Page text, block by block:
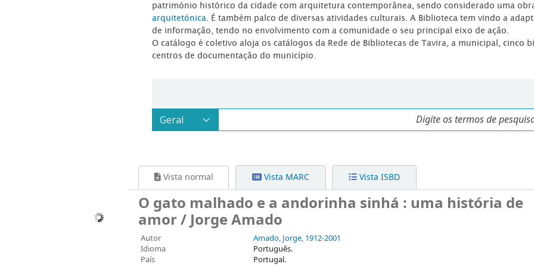
património histórico da cidade com arquitetura contemporânea, sendo considerado uma
arquitetónica . É também palco de diversas atividades culturais. A Biblioteca tem vindo a
de informação, tendo no envolvimento com a comunidade o seu principal eixo de ação.
O catálogo é coletivo aloja os catálogos da Rede de Bibliotecas de Tavira, a municipal, cinco
centros de documentação do município.
Vista normal Vista MARC Vista ISBD
O gato malhado e a andorinha sinhá : uma história de
amor / Jorge Amado
Autor Amado, Jorge, 1912-2001
Idioma
Português.
País
Portugal.